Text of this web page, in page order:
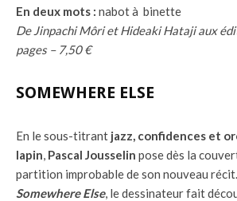
En deux mots : nabot à binette
De Jinpachi Môri et Hideaki Hataji aux
pages – 7,50 €
SOMEWHERE ELSE
En le sous-titrant jazz, confidences et
lapin, Pascal Jousselin pose dès la
partition improbable de son nouveau
Somewhere Else, le dessinateur fait